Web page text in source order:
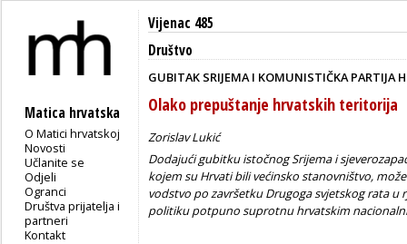
Matica hrvatska
O Matici hrvatskoj
Novosti
Učlanite se
Odjeli
Ogranci
Društva prijatelja i
partneri
Kontakt
Vijenac 485
Društvo
GUBITAK SRIJEMA I KOMUNISTIČKA PARTIJA
Olako prepuštanje hrvatskih teritorija
Zorislav Lukić
Dodajući gubitku istočnog Srijema i
kojem su Hrvati bili većinsko stanovništvo,
vodstvo po završetku Drugoga svjetskog rata
politiku potpuno suprotnu hrvatskim